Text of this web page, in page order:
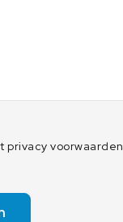
privacy voorwaarden